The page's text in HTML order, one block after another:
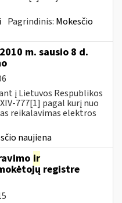
Pagrindinis: Mokesčio
m. sausio 8 d.
į Lietuvos Respublikos
777[1] pagal kurį nuo
reikalavimas elektros
naujiena
ir
registre